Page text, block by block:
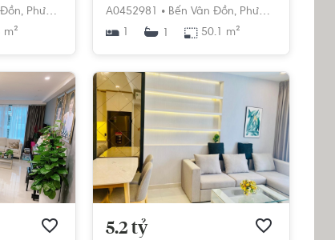
Phường 12, Quận 4, Hồ Chí Minh
m²
A0452981 • Bến Vân Đồn, Phường 12,
1
1 50.1 m²
5.2 tỷ